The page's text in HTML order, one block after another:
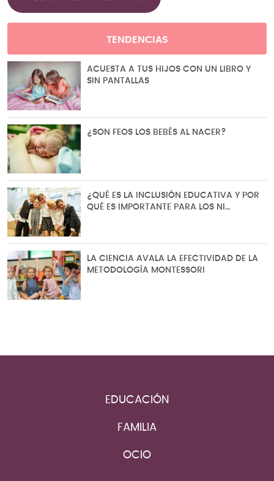
TENDENCIAS
ACUESTA A TUS HIJOS CON UN LIBRO Y
SIN PANTALLAS
¿SON FEOS LOS BEBÉS AL NACER?
¿QUÉ ES LA INCLUSIÓN EDUCATIVA Y POR
QUÉ ES IMPORTANTE PARA LOS NI…
LA CIENCIA AVALA LA EFECTIVIDAD DE LA
METODOLOGÍA MONTESSORI
EDUCACIÓN
FAMILIA
OCIO